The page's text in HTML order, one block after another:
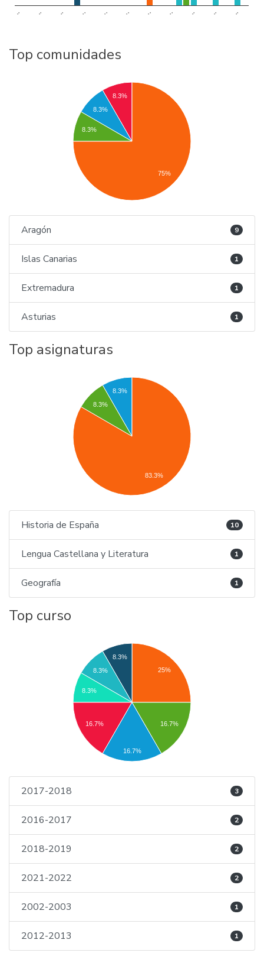
.. .. .. .. .. .. .. .. .. .. ..
Top comunidades
8.3%
8.3%
8.3%
75%
Aragón 9
Islas Canarias 1
Extremadura 1
Asturias 1
Top asignaturas
8.3%
8.3%
83.3%
Historia de España 10
Lengua Castellana y Literatura 1
Geografía 1
Top curso
25%
16.7%
8.3%
8.3%
8.3%
16.7%
16.7%
2017-2018 3
2016-2017 2
2018-2019 2
2021-2022 2
2002-2003 1
2012-2013 1